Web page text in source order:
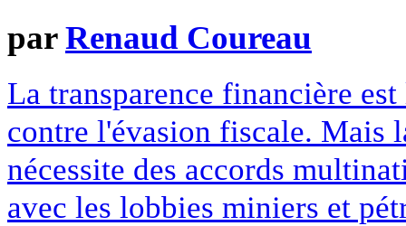
parRenaud Coureau
La transparence financière
contre l'évasion fiscale. Mais
nécessite des accords
avec les lobbies miniers et